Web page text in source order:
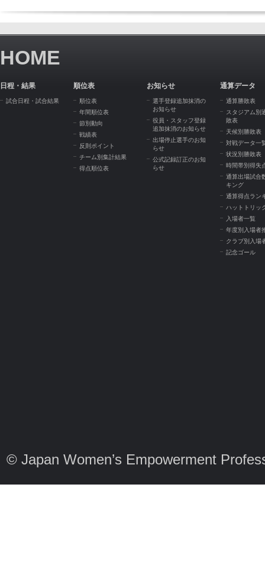
HOME
日程・結果
試合日程・試合結果
順位表
順位表
年間順位表
節別動向
戦績表
反則ポイント
チーム別集計結果
得点順位表
お知らせ
選手登録追加抹消の
お知らせ
役員・スタッフ登録
追加抹消のお知らせ
出場停止選手のお知
らせ
公式記録訂正のお知
らせ
通算データ
通算勝敗表
スタジアム別
敗表
天候別勝敗表
対戦データ一
状況別勝敗表
時間帯別得失
通算出場試合
キング
通算得点ラン
ハットトリッ
入場者一覧
年度別入場者
クラブ別入場
記念ゴール
© Japan Women’s Empowerment